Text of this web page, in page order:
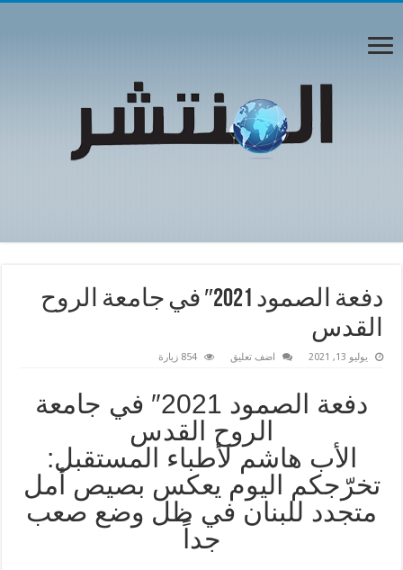
دفعة الصمود 2021″ في جامعة الروح
القدس
يوليو 13, 2021 اضف تعليق 854 زيارة
دفعة الصمود 2021″ في جامعة
الروح القدس
الأب هاشم لأطباء المستقبل:
تخرّجكم اليوم يعكس بصيص أمل
متجدد للبنان في ظل وضع صعب
جداً